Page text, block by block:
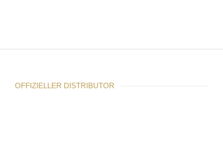
OFFIZIELLER DISTRIBUTOR